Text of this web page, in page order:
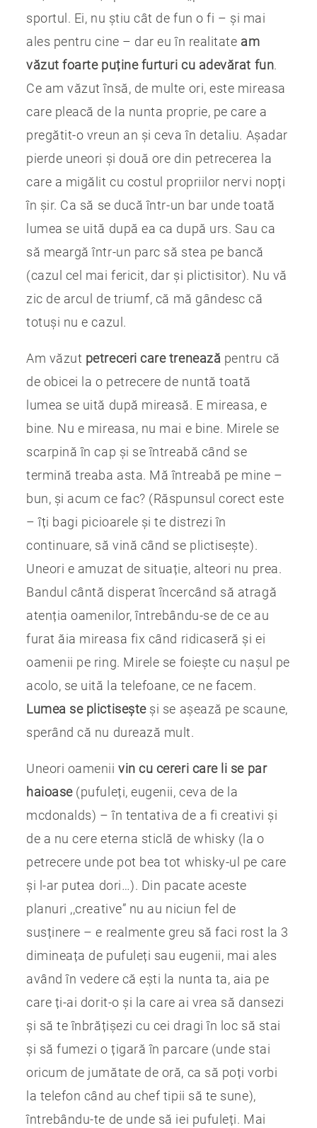
sportul. Ei, nu știu cât de fun o fi – și mai
ales pentru cine – dar eu în realitate am
văzut foarte puține furturi cu adevărat fun.
Ce am văzut însă, de multe ori, este mireasa
care pleacă de la nunta proprie, pe care a
pregătit-o vreun an și ceva în detaliu. Așadar
pierde uneori și două ore din petrecerea la
care a migălit cu costul propriilor nervi nopți
în șir. Ca să se ducă într-un bar unde toată
lumea se uită după ea ca după urs. Sau ca
să meargă într-un parc să stea pe bancă
(cazul cel mai fericit, dar și plictisitor). Nu vă
zic de arcul de triumf, că mă gândesc că
totuși nu e cazul.
Am văzut petreceri care trenează pentru că
de obicei la o petrecere de nuntă toată
lumea se uită după mireasă. E mireasa, e
bine. Nu e mireasa, nu mai e bine. Mirele se
scarpină în cap și se întreabă când se
termină treaba asta. Mă întreabă pe mine –
bun, și acum ce fac? (Răspunsul corect este
– îți bagi picioarele și te distrezi în
continuare, să vină când se plictisește).
Uneori e amuzat de situație, alteori nu prea.
Bandul cântă disperat încercând să atragă
atenția oamenilor, întrebându-se de ce au
furat ăia mireasa fix când ridicaseră și ei
oamenii pe ring. Mirele se foiește cu nașul pe
acolo, se uită la telefoane, ce ne facem.
Lumea se plictiseșteși se așează pe scaune,
sperând că nu durează mult.
Uneori oameniivin cu cereri care li se par
haioase(pufuleți, eugenii, ceva de la
mcdonalds) – în tentativa de a fi creativi și
de a nu cere eterna sticlă de whisky (la o
petrecere unde pot bea tot whisky-ul pe care
și l-ar putea dori…). Din pacate aceste
planuri ,,creative” nu au niciun fel de
susținere – e realmente greu să faci rost la 3
dimineața de pufuleți sau eugenii, mai ales
având în vedere că ești la nunta ta, aia pe
care ți-ai dorit-o și la care ai vrea să dansezi
și să te înbrățișezi cu cei dragi în loc să stai
și să fumezi o țigară în parcare (unde stai
oricum de jumătate de oră, ca să poți vorbi
la telefon când au chef tipii să te sune),
întrebându-te de unde să iei pufuleți. Mai